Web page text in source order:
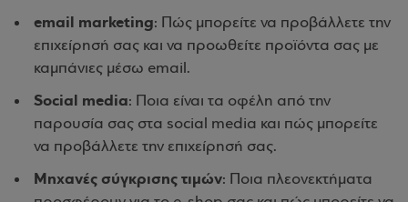
email marketing: Πώς μπορείτε να προβάλλετε την
επιχείρησή σας και να προωθείτε προϊόντα σας με
καμπάνιες μέσω email.
Social media: Ποια είναι τα οφέλη από την
παρουσία σας στα social media και πώς μπορείτε
να προβάλλετε την επιχείρησή σας.
Μηχανές σύγκρισης τιμών: Ποια πλεονεκτήματα